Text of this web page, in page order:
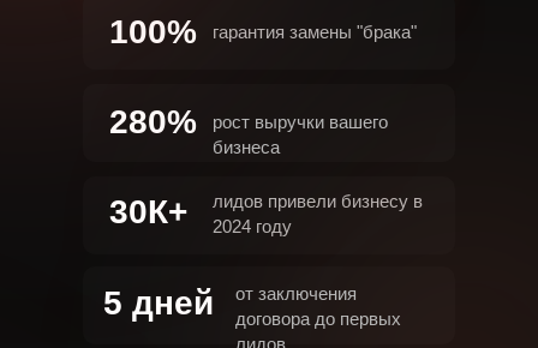
гарантия замены "брака"
100%
лидов привели бизнесу в
2024 году
30К+
5 дней
от заключения
договора до первых
лидов
280%
рост выручки вашего
бизнеса